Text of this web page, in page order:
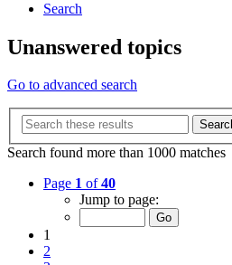
Search
Unanswered topics
Go to advanced search
Search found more than 1000 matches
Page 1 of40
Jump to page:
1
2